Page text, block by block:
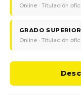
Online · Titulación
GRADO SUPERIOR
Online · Titulación